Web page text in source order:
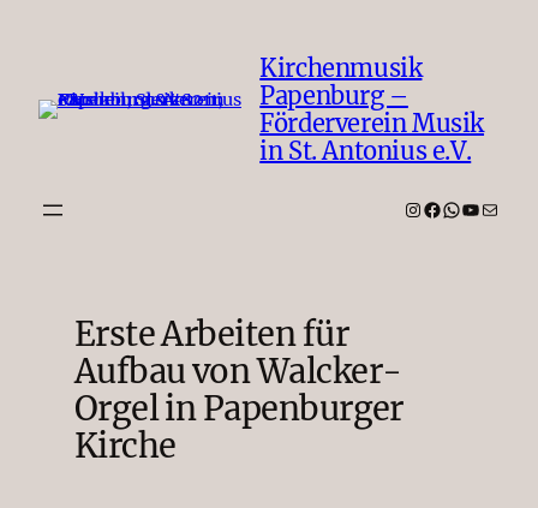
Kirchenmusik
Papenburg –
Förderverein Musik
in St. Antonius e.V.
Instagram
Facebook
WhatsApp
E-Mail
Erste Arbeiten für
Aufbau von Walcker-
Orgel in Papenburger
Kirche